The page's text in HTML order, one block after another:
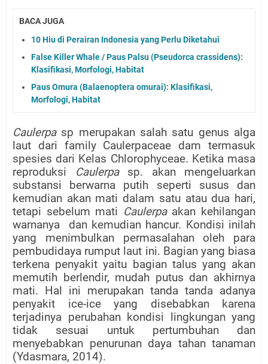
BACA JUGA
10 Hiu di Perairan Indonesia yang Perlu Diketahui
False Killer Whale / Paus Palsu (Pseudorca crassidens):
Klasifikasi, Morfologi, Habitat
Paus Omura (Balaenoptera omurai): Klasifikasi,
Morfologi, Habitat
Caulerpasp merupakan salah satu genus alga
laut dari family Caulerpaceae dam termasuk
spesies dari Kelas Chlorophyceae. Ketika masa
reproduksi
Caulerpasp. akan mengeluarkan
substansi berwarna putih seperti susus dan
kemudian akan mati dalam satu atau dua hari,
tetapi sebelum mati Caulerpa akan kehilangan
warnanya
dan kemudian hancur. Kondisi inilah
yang menimbulkan permasalahan oleh para
pembudidaya rumput laut ini. Bagian yang biasa
terkena penyakit yaitu bagian talus yang akan
memutih berlendir, mudah putus dan akhirnya
mati. Hal ini merupakan tanda tanda adanya
penyakit ice-ice yang disebabkan karena
terjadinya perubahan kondisi lingkungan yang
tidak sesuai untuk pertumbuhan dan
menyebabkan penurunan daya tahan tanaman
(Ydasmara, 2014).